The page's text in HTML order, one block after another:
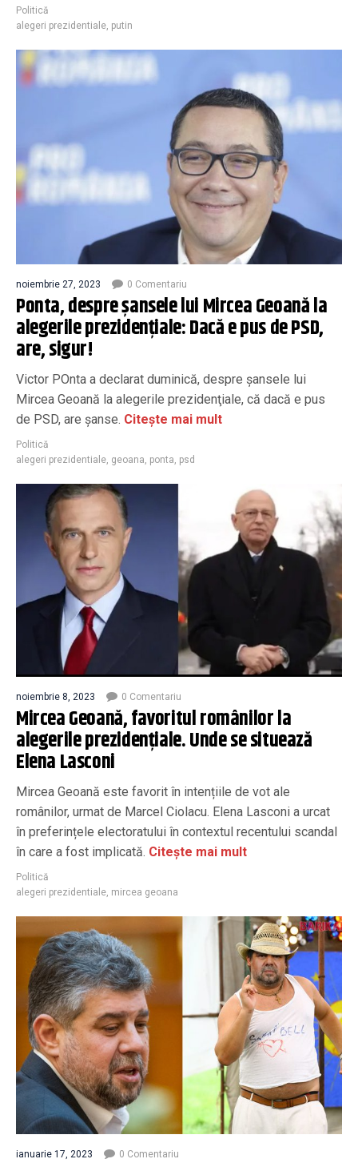
Politică
alegeri prezidentiale, putin
noiembrie 27, 2023 0 Comentariu
Ponta, despre şansele lui Mircea Geoană la
alegerile prezidenţiale: Dacă e pus de PSD,
are, sigur!
Victor POnta a declarat duminică, despre şansele lui
Mircea Geoană la alegerile prezidenţiale, că dacă e pus
de PSD, are şanse. Citește mai mult
Politică
alegeri prezidentiale geoana ponta psd
noiembrie 8, 2023 0 Comentariu
Mircea Geoană, favoritul românilor la
alegerile prezidențiale. Unde se situează
Elena Lasconi
Mircea Geoană este favorit în intențiile de vot ale
românilor, urmat de Marcel Ciolacu. Elena Lasconi a urcat
în preferințele electoratului în contextul recentului scandal
în care a fost implicată. Citește mai mult
Politică
alegeri prezidentiale mircea geoana
ianuarie 17, 2023 0 Comentariu